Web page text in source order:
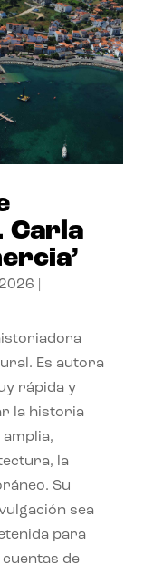
Carla
Es autora
rápida y
la historia
la
Su
sea
para
de